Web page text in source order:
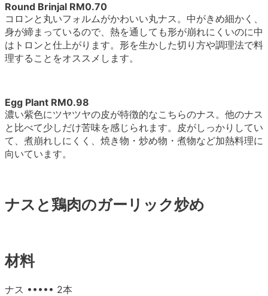
Round Brinjal RM0.70
コロンと丸いフォルムがかわいい丸ナス。中がきめ細かく、
身が締まっているので、熱を通しても形が崩れにくいのに中
はトロンと仕上がります。形を生かした切り方や調理法で料
理することをオススメします。
Egg Plant RM0.98
濃い紫色にツヤツヤの皮が特徴的なこちらのナス。他のナス
と比べて少しだけ苦味を感じられます。皮がしっかりしてい
て、煮崩れしにくく、焼き物・炒め物・煮物など加熱料理に
向いています。
ナスと鶏肉のガーリック炒め
材料
ナス ••••• 2本